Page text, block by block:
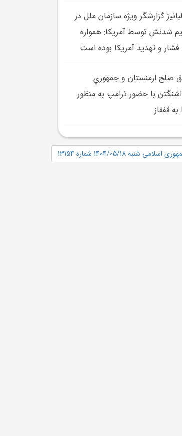
گزارشگر ويژه سازمان ملل در
شدنش توسط آمريکا: همواره
و تهديد آمریکا بوده است
صلح ارمنستان و جمهوري
با حضور ترامپ به منظور
قفقاز
شنبه 1404/05/18 شماره 13154